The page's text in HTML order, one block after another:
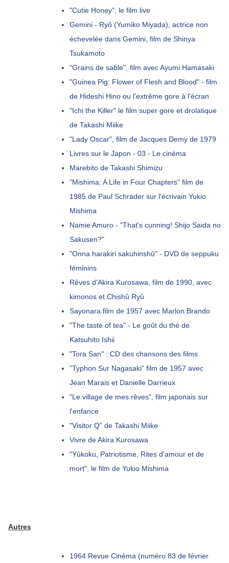
"Cutie Honey", le film live
Gemini - Ryô (Yumiko Miyada), actrice non
échevelée dans Gemini, film de Shinya
Tsukamoto
"Grains de sable", film avec Ayumi Hamasaki
"Guinea Pig: Flower of Flesh and Blood" - film
de Hideshi Hino ou l'extrême gore à l'écran
"Ichi the Killer" le film super gore et drolatique
de Takashi Miike
"Lady Oscar", film de Jacques Demy de 1979
Livres sur le Japon - 03 - Le cinéma
Marebito de Takashi Shimizu
"Mishima: A Life in Four Chapters" film de
1985 de Paul Schrader sur l'écrivain Yukio
Mishima
Namie Amuro - "That's cunning! Shijo Saida no
Sakusen?"
"Onna harakiri sakuhinshû" - DVD de seppuku
féminins
Rêves d'Akira Kurosawa, film de 1990, avec
kimonos et Chishû Ryû
Sayonara film de 1957 avec Marlon Brando
"The taste of tea" - Le goût du thé de
Katsuhito Ishii
"Tora San" : CD des chansons des films
"Typhon Sur Nagasaki" film de 1957 avec
Jean Marais et Danielle Darrieux
"Le village de mes rêves", film japonais sur
l'enfance
"Visitor Q" de Takashi Miike
Vivre de Akira Kurosawa
"Yûkoku, Patriotisme, Rites d'amour et de
mort", le film de Yukio Mishima
Autres
1964 Revue Cinéma (numéro 83 de février